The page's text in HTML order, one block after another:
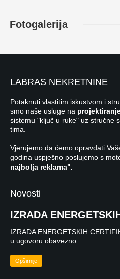
Fotogalerija
LABRAS NEKRETNINE
Potaknuti vlastitim iskustvom i
smo naše usluge na
sistemu "ključ u ruke" uz stručne
tima.
Vjerujemo da ćemo opravdati
godina uspješno poslujemo s
najbolja reklama".
Novosti
IZRADA
IZRADA ENERGETSKIH
u ugovoru obavezno ...
Opširnije